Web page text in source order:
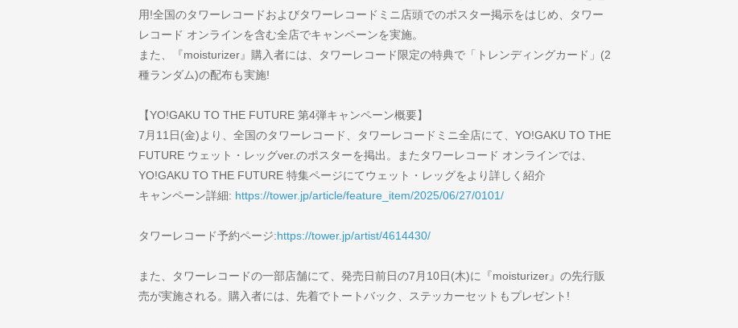
用!全国のタワーレコードおよびタワーレコードミニ店頭でのポスター掲示をはじめ、タワー
レコード オンラインを含む全店でキャンペーンを実施。
また、『moisturizer』購入者には、タワーレコード限定の特典で「トレンディングカード」(2
種ランダム)の配布も実施!
【YO!GAKU TO THE FUTURE 第4弾キャンペーン概要】
7月11日(金)より、全国のタワーレコード、タワーレコードミニ全店にて、YO!GAKU TO THE
FUTURE ウェット・レッグver.のポスターを掲出。またタワーレコード オンラインでは、
YO!GAKU TO THE FUTURE 特集ページにてウェット・レッグをより詳しく紹介
キャンペーン詳細: https://tower.jp/article/feature_item/2025/06/27/0101/
タワーレコード予約ページ:https://tower.jp/artist/4614430/
また、タワーレコードの一部店舗にて、発売日前日の7月10日(木)に『moisturizer』の先行販
売が実施される。購入者には、先着でトートバック、ステッカーセットもプレゼント!